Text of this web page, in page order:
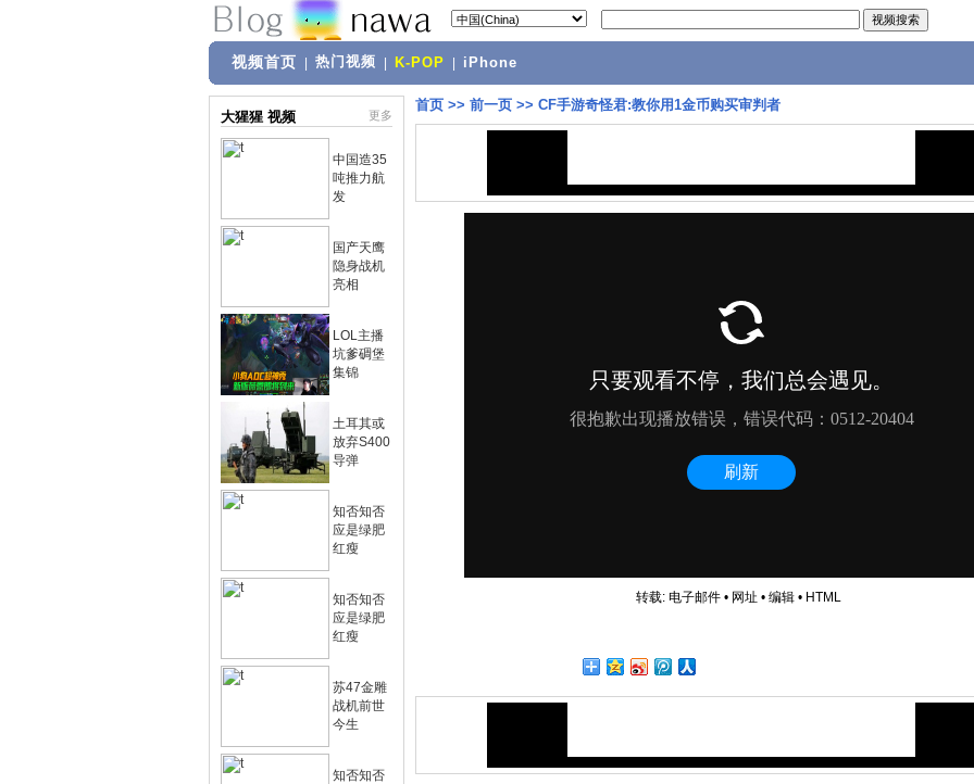
视频首页 热门视频 K-POP iPhone
大猩猩 视频 更多
中国造35
吨推力航
发
国产天鹰
隐身战机
亮相
LOL主播
坑爹碉堡
集锦
土耳其或
放弃S400
导弹
知否知否
应是绿肥
红瘦
知否知否
应是绿肥
红瘦
苏47金雕
战机前世
今生
知否知否
首页 >> 前一页 >> CF手游奇怪君:教你用1金币购买审判者
转载: 电子邮件• 网址 • 编辑• HTML